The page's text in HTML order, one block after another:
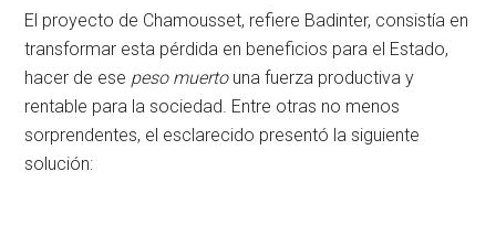
El proyecto de Chamousset, refiere Badinter, consistía en
transformar esta pérdida en beneficios para el Estado,
hacer de ese peso muertouna fuerza productiva y
rentable para la sociedad. Entre otras no menos
sorprendentes, el esclarecido presentó la siguiente
solución: